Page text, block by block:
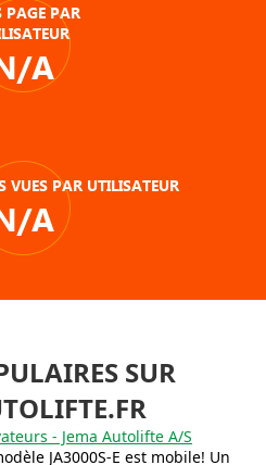
PAGE PAR
A
VUES PAR UTILISATEUR
A
SUR
- Jema Autolifte A/S
JA3000S-E est mobile! Un